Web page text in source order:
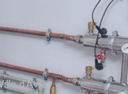
d'Avray